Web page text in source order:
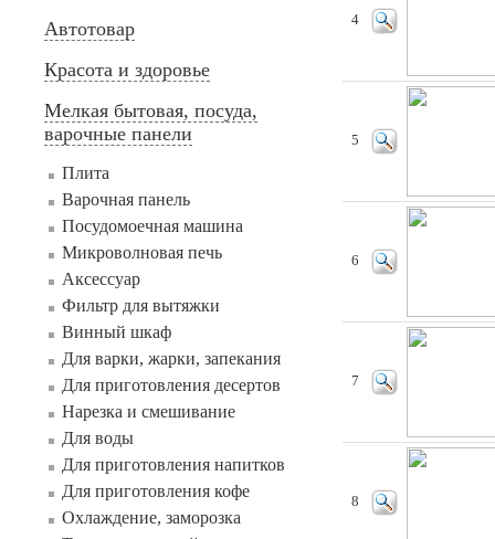
Автотовар
Красота и здоровье
Мелкая бытовая, посуда,
варочные панели
Плита
Варочная панель
Посудомоечная машина
Микроволновая печь
Аксессуар
Фильтр для вытяжки
Винный шкаф
Для варки, жарки, запекания
Для приготовления десертов
Нарезка и смешивание
Для воды
Для приготовления напитков
Для приготовления кофе
Охлаждение, заморозка
4
5
6
7
8